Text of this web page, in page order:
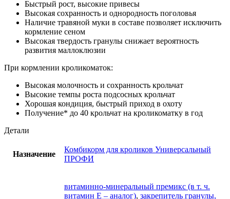
Быстрый рост, высокие привесы
Высокая сохранность и однородность поголовья
Наличие травяной муки в составе позволяет исключить
кормление сеном
Высокая твердость гранулы снижает вероятность
развития маллоклюзии
При кормлении кроликоматок:
Высокая молочность и сохранность крольчат
Высокие темпы роста подсосных крольчат
Хорошая кондиция, быстрый приход в охоту
Получение* до 40 крольчат на кроликоматку в год
Детали
Назначение
Комбикорм для кроликов Универсальный
ПРОФИ
витаминно-минеральный премикс (в т. ч.
витамин Е – аналог), закрепитель гранулы,